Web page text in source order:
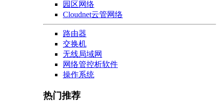
园区网络
Cloudnet云管网络
路由器
交换机
无线局域网
网络管控析软件
操作系统
热门推荐